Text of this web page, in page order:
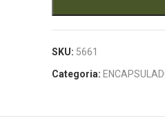
SKU: 5661
Categoria: